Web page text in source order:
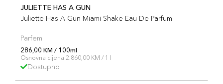
JULIETTE HAS A GUN
Juliette Has A Gun Miami Shake Eau De Parfum
Parfem
286,00 KM / 100ml
Osnovna cijena 2.860,00 KM / 1 l
Dostupno